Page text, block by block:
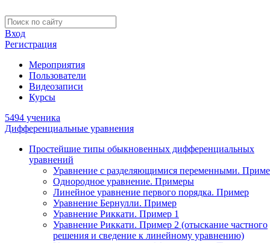
Вход
Регистрация
Мероприятия
Пользователи
Видеозаписи
Курсы
5494 ученика
Дифференциальные уравнения
Простейшие типы обыкновенных дифференциальных
уравнений
Уравнение с разделяющимися переменными.
Однородное уравнение. Примеры
Линейное уравнение первого порядка. Пример
Уравнение Бернулли. Пример
Уравнение Риккати. Пример 1
Уравнение Риккати. Пример 2 (отыскание частного
решения и сведение к линейному уравнению)